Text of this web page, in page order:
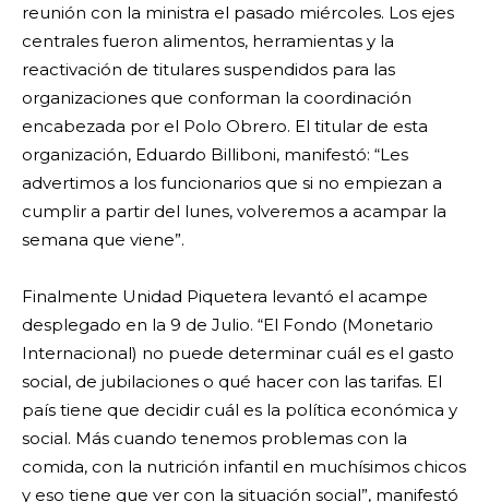
reunión con la ministra el pasado miércoles. Los ejes
centrales fueron alimentos, herramientas y la
reactivación de titulares suspendidos para las
organizaciones que conforman la coordinación
encabezada por el Polo Obrero. El titular de esta
organización, Eduardo Billiboni, manifestó: “Les
advertimos a los funcionarios que si no empiezan a
cumplir a partir del lunes, volveremos a acampar la
semana que viene”.
Finalmente Unidad Piquetera levantó el acampe
desplegado en la 9 de Julio. “El Fondo (Monetario
Internacional) no puede determinar cuál es el gasto
social, de jubilaciones o qué hacer con las tarifas. El
país tiene que decidir cuál es la política económica y
social. Más cuando tenemos problemas con la
comida, con la nutrición infantil en muchísimos chicos
y eso tiene que ver con la situación social”, manifestó